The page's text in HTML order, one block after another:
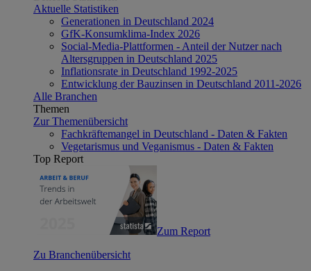
Aktuelle Statistiken
Generationen in Deutschland 2024
GfK-Konsumklima-Index 2026
Social-Media-Plattformen - Anteil der Nutzer nach
Altersgruppen in Deutschland 2025
Inflationsrate in Deutschland 1992-2025
Entwicklung der Bauzinsen in Deutschland 2011-2026
Alle Branchen
Themen
Zur Themenübersicht
Fachkräftemangel in Deutschland - Daten & Fakten
Vegetarismus und Veganismus - Daten & Fakten
Top Report
Zum Report
Zu Branchenübersicht